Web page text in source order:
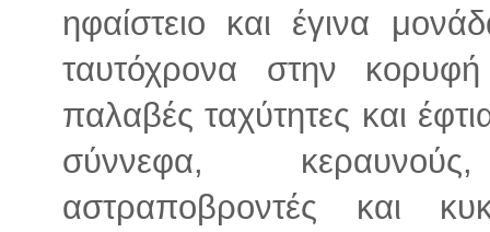
ηφαίστειο και έγινα
ταυτόχρονα στην
παλαβές ταχύτητες και
σύννεφα,
αστραποβροντές και